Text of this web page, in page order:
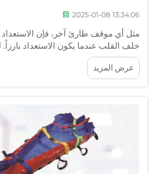
2025-01-08 13:34:06
مثل أي موقف طارئ آخر، فإن الاستعداد
خلف القلب عندما يكون الاستعداد بارزاً.
يُعطى لها الكثير من الأهمية. هذه النقالة...
عرض المزيد